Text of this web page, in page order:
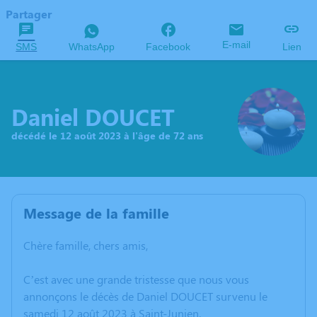
Partager
SMS WhatsApp Facebook E-mail Lien
Daniel DOUCET
décédé le 12 août 2023 à l'âge de 72 ans
Message de la famille
Chère famille, chers amis,
C’est avec une grande tristesse que nous vous
annonçons le décès de Daniel DOUCET survenu le
samedi 12 août 2023 à Saint-Junien.